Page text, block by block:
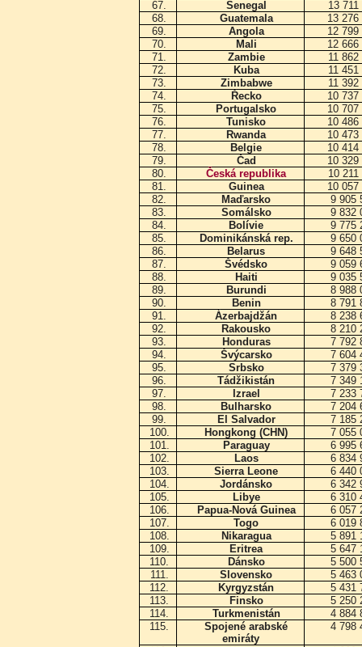
67.
Senegal
13
68.
Guatemala
13
69.
Angola
12
70.
Mali
12
71.
Zambie
11
72.
Kuba
11
73.
Zimbabwe
11
74.
Řecko
10
75.
Portugalsko
10
76.
Tunisko
10
77.
Rwanda
10
78.
Belgie
10
79.
Čad
10
80.
Česká republika
10
81.
Guinea
10
82.
Maďarsko
9 905
83.
Somálsko
9 832
84.
Bolívie
9 775
85.
Dominikánská rep.
9 650
86.
Belarus
9 648
87.
Švédsko
9 059
88.
Haiti
9 035
89.
Burundi
8 988
90.
Benin
8 791
91.
Ázerbajdžán
8 238
92.
Rakousko
8 210
93.
Honduras
7 792
94.
Švýcarsko
7 604
95.
Srbsko
7 379
96.
Tádžikistán
7 349
97.
Izrael
7 233
98.
Bulharsko
7 204
99.
El Salvador
7 185
100.
Hongkong (CHN)
7 055
101.
Paraguay
6 995
102.
Laos
6 834
103.
Sierra Leone
6 440
104.
Jordánsko
6 342
105.
Libye
6 310
106.
Papua-Nová Guinea
6 057
107.
Togo
6 019
108.
Nikaragua
5 891
109.
Eritrea
5 647
110.
Dánsko
5 500
111.
Slovensko
5 463
112.
Kyrgyzstán
5 431
113.
Finsko
5 250
114.
Turkmenistán
4 884
115.
Spojené arabské
emiráty
4 798